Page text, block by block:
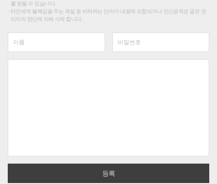
를 받을 수 있습니다.
타인에게 불쾌감을 주는 욕설 등 비하하는 단어가 내용에 포함되거나 인신공격성 글은 관
리자의 판단에 의해 삭제 합니다.